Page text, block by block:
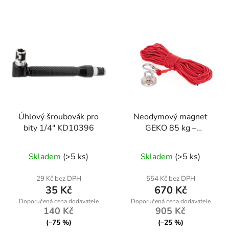
Úhlový šroubovák pro
bity 1/4" KD10396
Skladem (>5 ks)
29 Kč bez DPH
35 Kč
140 Kč
(–75 %)
Neodymový magnet
GEKO 85 kg –
lanem a rukavicemi
Skladem (>5 ks)
554 Kč bez DPH
670 Kč
905 Kč
(–25 %)